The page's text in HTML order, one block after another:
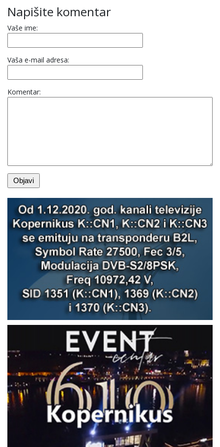
Napišite komentar
Vaše ime:
Vaša e-mail adresa:
Komentar: